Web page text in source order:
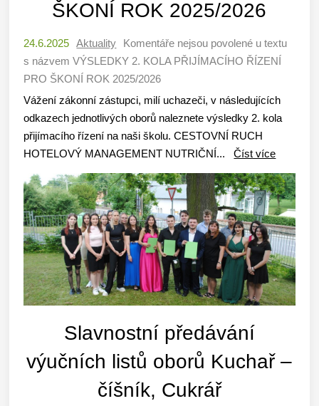
ŠKONÍ ROK 2025/2026
24.6.2025 Aktuality Komentáře nejsou povolené u textu
s názvem VÝSLEDKY 2. KOLA PŘIJÍMACÍHO ŘÍZENÍ
PRO ŠKONÍ ROK 2025/2026
Vážení zákonní zástupci, milí uchazeči, v následujících
odkazech jednotlivých oborů naleznete výsledky 2. kola
přijímacího řízení na naši školu. CESTOVNÍ RUCH
HOTELOVÝ MANAGEMENT NUTRIČNÍ...Číst více
Slavnostní předávání
výučních listů oborů Kuchař –
číšník, Cukrář